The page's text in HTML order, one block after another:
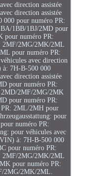
direction assistée
direction assistée
000 pour numéro PR:
1BB/1BJ/2MD pour
pour numéro PR:
2MF/2MG/2MK/2ML
pour numéro PR:
avec direction
à: 7H-B-500 000
direction assistée
pour numéro PR:
2MD/2MF/2MG/2MK
pour numéro PR:
2ML/2MH pour
pour
numéro PR:
pour véhicules avec
à: 7H-B-500 000
pour numéro PR:
2MF/2MG/2MK/2ML
pour numéro PR:
2MG/2MK/2ML.